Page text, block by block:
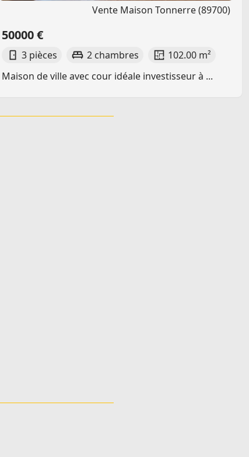
Vente Maison Tonnerre (89700)
50000 €
3 pièces 2 chambres
102.00 m²
Maison de ville avec cour idéale investisseur à ...